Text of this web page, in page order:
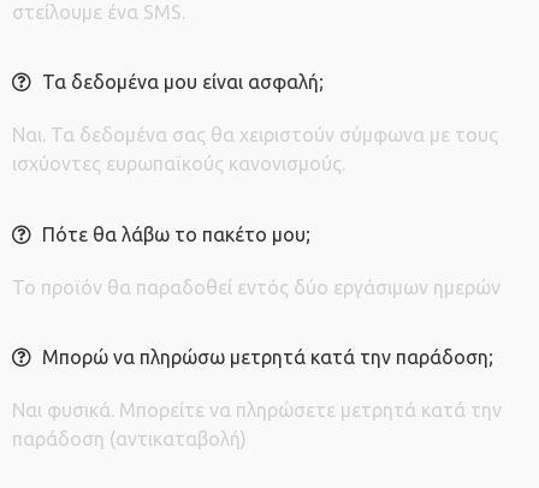
στείλουμε ένα SMS.
Τα δεδομένα μου είναι ασφαλή;
Ναι. Τα δεδομένα σας θα χειριστούν σύμφωνα με τους
ισχύοντες ευρωπαϊκούς κανονισμούς.
Πότε θα λάβω το πακέτο μου;
Το προϊόν θα παραδοθεί εντός δύο εργάσιμων ημερών
Μπορώ να πληρώσω μετρητά κατά την παράδοση;
Ναι φυσικά. Μπορείτε να πληρώσετε μετρητά κατά την
παράδοση (αντικαταβολή)